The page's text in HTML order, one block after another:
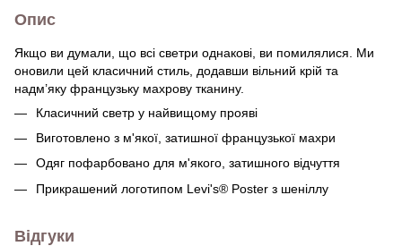
Опис
Якщо ви думали, що всі светри однакові, ви помилялися. Ми
оновили цей класичний стиль, додавши вільний крій та
надм’яку французьку махрову тканину.
Класичний светр у найвищому прояві
Виготовлено з м'якої, затишної французької махри
Одяг пофарбовано для м'якого, затишного відчуття
Прикрашений логотипом Levi's® Poster з шеніллу
Відгуки